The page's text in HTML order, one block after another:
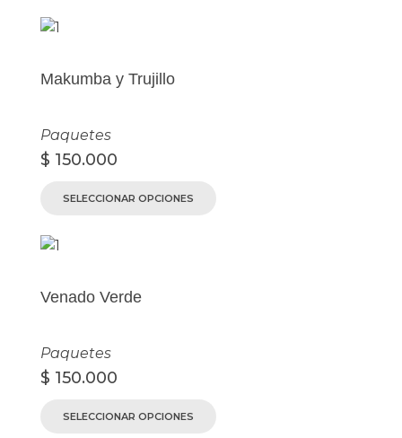
Makumba y Trujillo
Paquetes
$ 150.000
SELECCIONAR OPCIONES
Venado Verde
Paquetes
$ 150.000
SELECCIONAR OPCIONES